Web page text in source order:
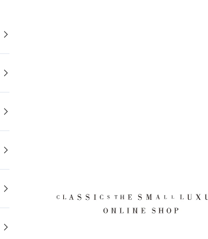
CLASSICS the Small Luxury